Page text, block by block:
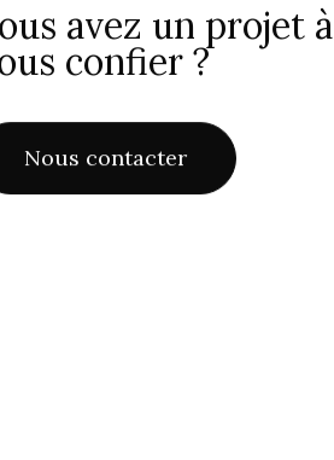
avez un projet à
confier ?
Nous contacter